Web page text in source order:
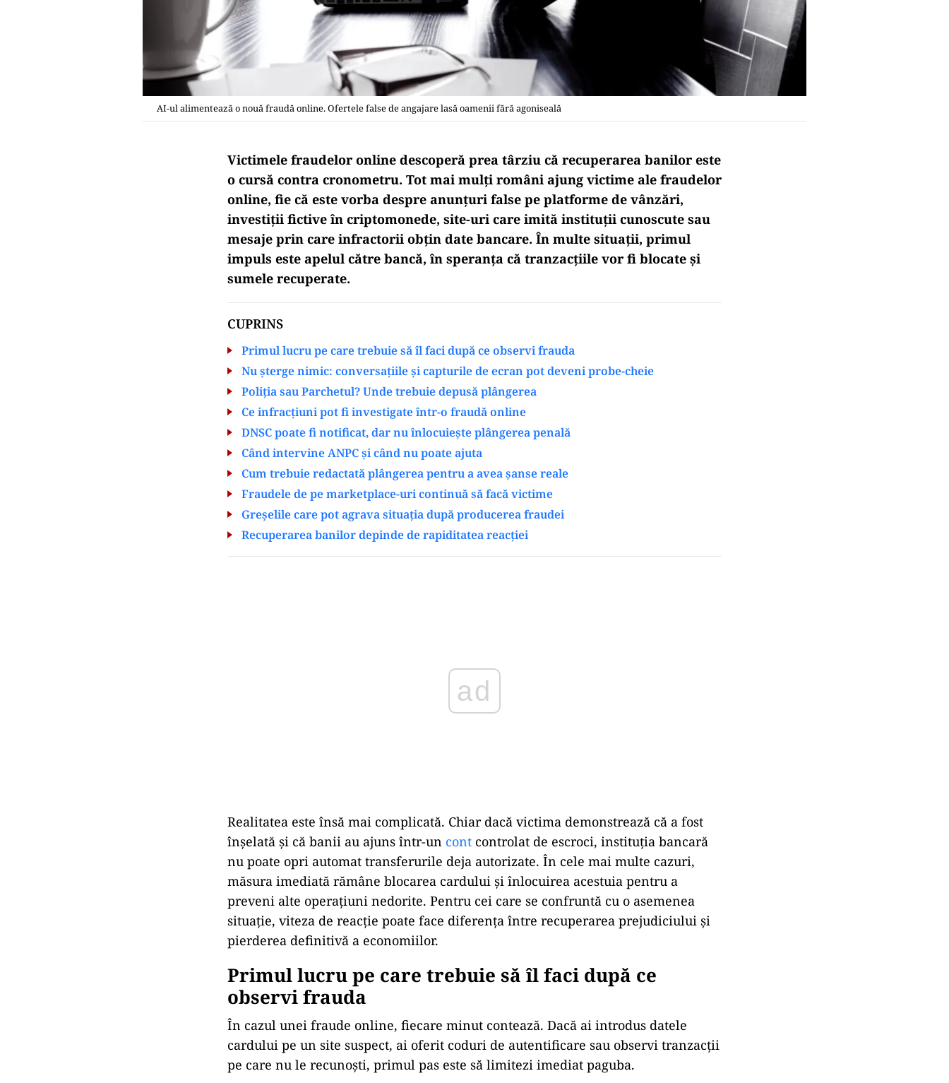
AI-ul alimentează o nouă fraudă online. Ofertele false de angajare lasă oamenii fără agoniseală
Victimele fraudelor online descoperă prea târziu că recuperarea banilor este
o cursă contra cronometru. Tot mai mulți români ajung victime ale fraudelor
online, fie că este vorba despre anunțuri false pe platforme de vânzări,
investiții fictive în criptomonede, site-uri care imită instituții cunoscute sau
mesaje prin care infractorii obțin date bancare. În multe situații, primul
impuls este apelul către bancă, în speranța că tranzacțiile vor fi blocate și
sumele recuperate.
CUPRINS
Primul lucru pe care trebuie să îl faci după ce observi frauda
Nu șterge nimic: conversațiile și capturile de ecran pot deveni probe-cheie
Poliția sau Parchetul? Unde trebuie depusă plângerea
Ce infracțiuni pot fi investigate într-o fraudă online
DNSC poate fi notificat, dar nu înlocuiește plângerea penală
Când intervine ANPC și când nu poate ajuta
Cum trebuie redactată plângerea pentru a avea șanse reale
Fraudele de pe marketplace-uri continuă să facă victime
Greșelile care pot agrava situația după producerea fraudei
Recuperarea banilor depinde de rapiditatea reacției
Realitatea este însă mai complicată. Chiar dacă victima demonstrează că a fost
înșelată și că banii au ajuns într-un cont controlat de escroci, instituția bancară
nu poate opri automat transferurile deja autorizate. În cele mai multe cazuri,
măsura imediată rămâne blocarea cardului și înlocuirea acestuia pentru a
preveni alte operațiuni nedorite. Pentru cei care se confruntă cu o asemenea
situație, viteza de reacție poate face diferența între recuperarea prejudiciului și
pierderea definitivă a economiilor.
Primul lucru pe care trebuie să îl faci după ce
observi frauda
În cazul unei fraude online, fiecare minut contează. Dacă ai introdus datele
cardului pe un site suspect, ai oferit coduri de autentificare sau observi tranzacții
pe care nu le recunoști, primul pas este să limitezi imediat paguba.